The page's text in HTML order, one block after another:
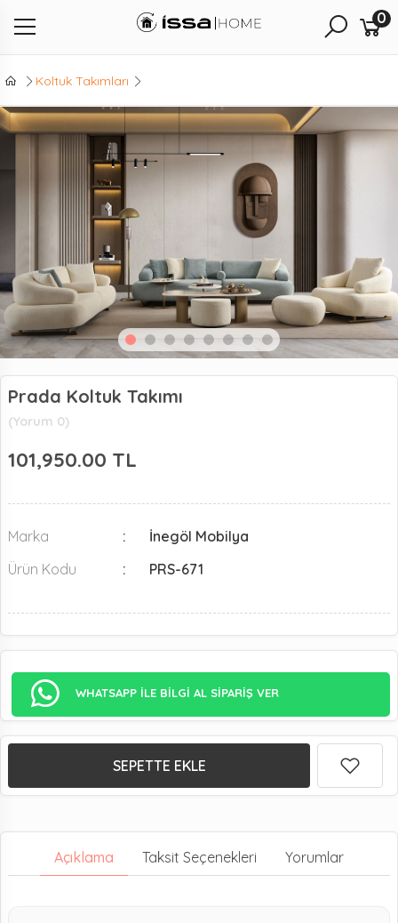
0
Koltuk Takımları
Prada Koltuk Takımı
(Yorum 0)
101,950.00 TL
Marka
İnegöl Mobilya
Ürün Kodu
PRS-671
WHATSAPP İLE BİLGİ AL SİPARİŞ VER
SEPETTE EKLE
Açıklama Taksit Seçenekleri Yorumlar